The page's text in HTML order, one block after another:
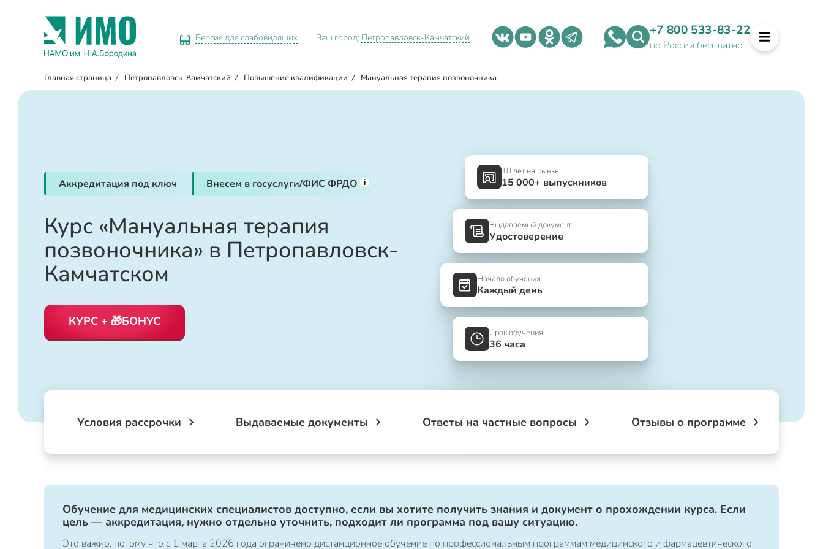
Версия для слабовидящих Ваш город: Петропавловск-Камчатский +7 800 533-83-22
по России бесплатно
Главная страница / Петропавловск-Камчатский / Повышение квалификации / Мануальная терапия позвоночника
Аккредитация под ключ Внесем в госуслуги/ФИС ФРДО i
Курс «Мануальная терапия
позвоночника» в Петропавловск-
Камчатском
КУРС + 🎁БОНУС
10 лет на рынке
15 000+ выпускников
Выдаваемый документ
Удостоверение
Начало обучения
Каждый день
Срок обучения
36 часа
Условия рассрочки Выдаваемые документы Ответы на частные вопросы Отзывы о программе
Обучение для медицинских специалистов доступно, если вы хотите получить знания и документ о прохождении курса. Если
цель — аккредитация, нужно отдельно уточнить, подходит ли программа под вашу ситуацию.
Это важно, потому что с 1 марта 2026 года ограничено дистанционное обучение по профессиональным программам медицинского и фармацевтического